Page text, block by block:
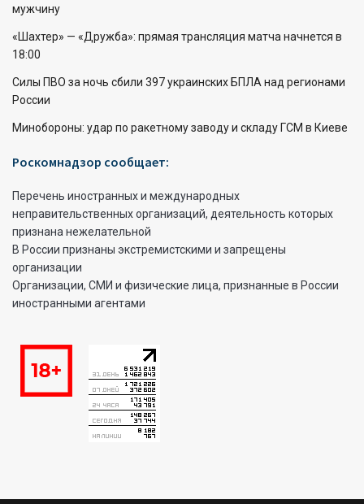
мужчину
«Шахтер» — «Дружба»: прямая трансляция матча начнется в
18:00
Силы ПВО за ночь сбили 397 украинских БПЛА над регионами
России
Минобороны: удар по ракетному заводу и складу ГСМ в Киеве
Роскомнадзор сообщает:
Перечень иностранных и международных
неправительственных организаций, деятельность которых
признана нежелательной
В России признаны экстремистскими и запрещены
организации
Организации, СМИ и физические лица, признанные в России
иностранными агентами